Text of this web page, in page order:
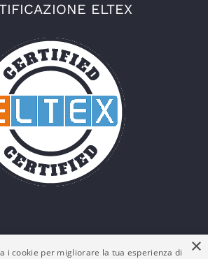
ELTEX
×
i cookie per migliorare la tua esperienza di